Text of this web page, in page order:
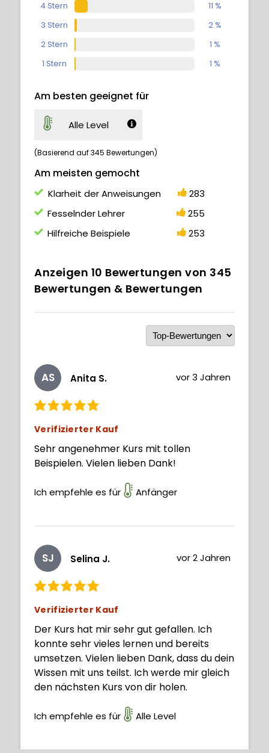
Lesson summary included
Einführung
6.3 Denkweise: Wachstum vs.
6.6
4 Stern
11 %
3 Stern
2 %
2 Stern
1 %
1 Stern
1 %
Am besten geeignet für
Alle Level
(Basierend auf 345 Bewertungen)
Am meisten gemocht
Klarheit der Anweisungen
283
Fesselnder Lehrer
255
Hilfreiche Beispiele
253
Anzeigen 10 Bewertungen von 345
Bewertungen & Bewertungen
AS Anita S. vor 3 Jahren
Verifizierter Kauf
Sehr angenehmer Kurs mit tollen
Beispielen. Vielen lieben Dank!
Ich empfehle es für Anfänger
SJ Selina J. vor 2 Jahren
Verifizierter Kauf
Der Kurs hat mir sehr gut gefallen. Ich
konnte sehr vieles lernen und bereits
umsetzen. Vielen lieben Dank, dass du dein
Wissen mit uns teilst. Ich werde mir gleich
den nächsten Kurs von dir holen.
Ich empfehle es für Alle Level